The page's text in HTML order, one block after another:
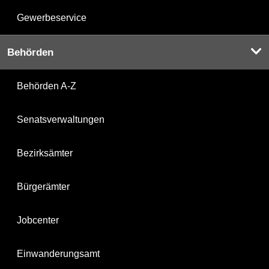
Gewerbeservice
Behörden
Behörden A-Z
Senatsverwaltungen
Bezirksämter
Bürgerämter
Jobcenter
Einwanderungsamt